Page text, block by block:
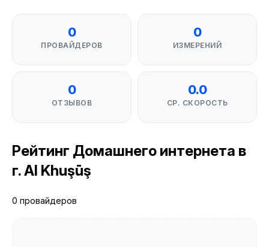
0
ПРОВАЙДЕРОВ
0
ИЗМЕРЕНИЙ
0
ОТЗЫВОВ
0.0
СР. СКОРОСТЬ
Рейтинг Домашнего интернета в
г. Al Khuşūş
0 провайдеров